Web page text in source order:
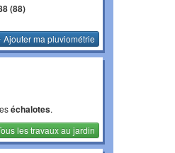
(88)
Ajouter ma pluviométrie
échalotes.
les travauxau jardin